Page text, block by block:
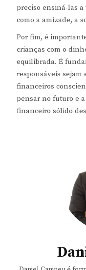
preciso ensiná-las
como a amizade, a
Por fim, é
crianças com o
equilibrada. É
responsáveis sejam
financeiros
pensar no futuro e
financeiro sólido